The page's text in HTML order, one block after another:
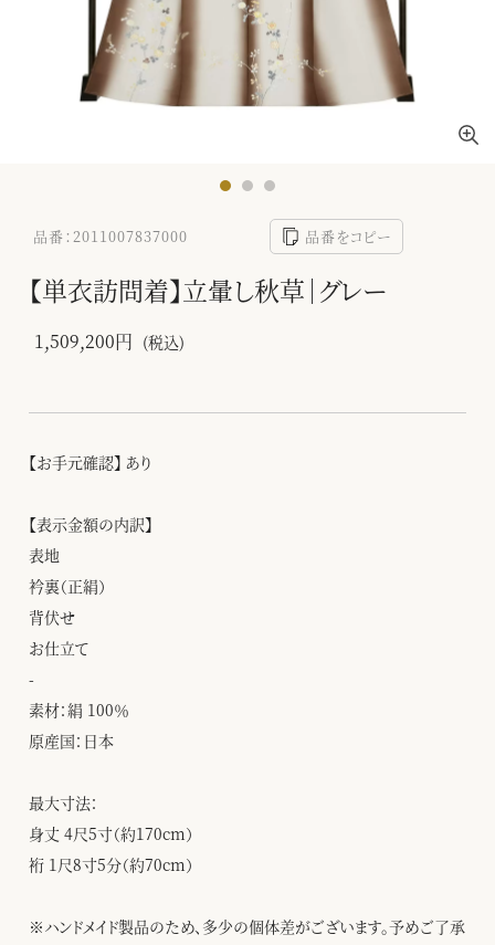
品番：2011007837000 品番をコピー
【単衣訪問着】立暈し秋草｜グレー
1,509,200円 (税込)
【お手元確認】 あり
【表示金額の内訳】
表地
衿裏（正絹）
背伏せ
お仕立て
-
素材：絹 100％
原産国：日本
最大寸法：
身丈 4尺5寸（約170cm）
裄 1尺8寸5分（約70cm）
※ハンドメイド製品のため、多少の個体差がございます。予めご了承